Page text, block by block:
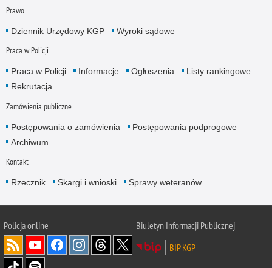
Prawo
Dziennik Urzędowy KGP Wyroki sądowe
Praca w Policji
Praca w Policji Informacje Ogłoszenia
Listy rankingowe
Rekrutacja
Zamówienia publiczne
Postępowania o zamówienia
Postępowania podprogowe
Archiwum
Kontakt
Rzecznik Skargi i wnioski Sprawy weteranów
Policjaonline
Biuletyn Informacji Publicznej
BIP KGP